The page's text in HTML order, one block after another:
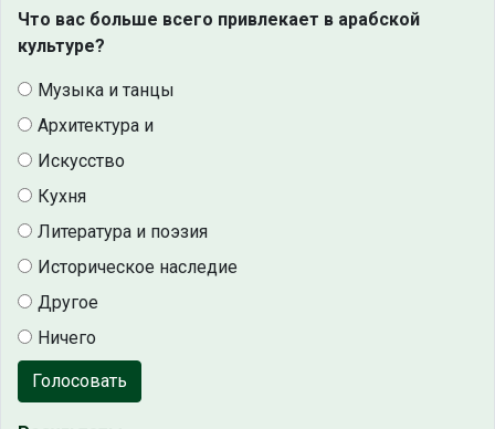
Что вас больше всего привлекает в арабской
культуре?
Музыка и танцы
Архитектура и
Искусство
Кухня
Литература и поэзия
Историческое наследие
Другое
Ничего
Голосовать